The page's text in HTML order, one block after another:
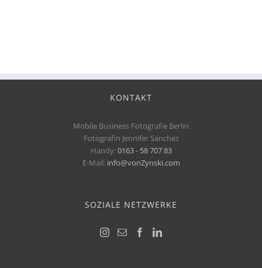
KONTAKT
Mobile Business Fotografie Berlin
Fotografin Jennifer Sanchez
Handy:0163 - 58 707 83
E-Mail: info@vonZynski.com
SOZIALE NETZWERKE